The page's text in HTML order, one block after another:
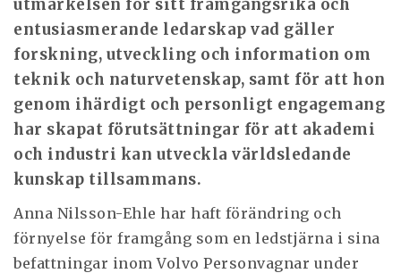
utmärkelsen för sitt framgångsrika och
entusiasmerande ledarskap vad gäller
forskning, utveckling och information om
teknik och naturvetenskap, samt för att hon
genom ihärdigt och personligt engagemang
har skapat förutsättningar för att akademi
och industri kan utveckla världsledande
kunskap tillsammans.
Anna Nilsson-Ehle har haft förändring och
förnyelse för framgång som en ledstjärna i sina
befattningar inom Volvo Personvagnar under